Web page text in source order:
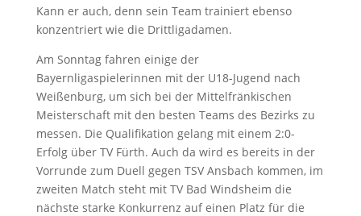
Kann er auch, denn sein Team trainiert ebenso
konzentriert wie die Drittligadamen.
Am Sonntag fahren einige der
Bayernligaspielerinnen mit der U18-Jugend nach
Weißenburg, um sich bei der Mittelfränkischen
Meisterschaft mit den besten Teams des Bezirks zu
messen. Die Qualifikation gelang mit einem 2:0-
Erfolg über TV Fürth. Auch da wird es bereits in der
Vorrunde zum Duell gegen TSV Ansbach kommen, im
zweiten Match steht mit TV Bad Windsheim die
nächste starke Konkurrenz auf einen Platz für die